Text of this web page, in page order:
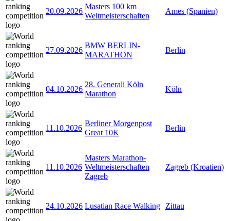
20.09.2026
Masters 100 km
Weltmeisterschaften
Ames (Spanien)
27.09.2026
BMW BERLIN-
MARATHON
Berlin
04.10.2026
28. Generali Köln
Marathon
Köln
11.10.2026
Berliner Morgenpost
Great 10K
Berlin
11.10.2026
Masters Marathon-
Weltmeisterschaften
Zagreb
Zagreb (Kroatien)
24.10.2026 Lusatian Race Walking Zittau